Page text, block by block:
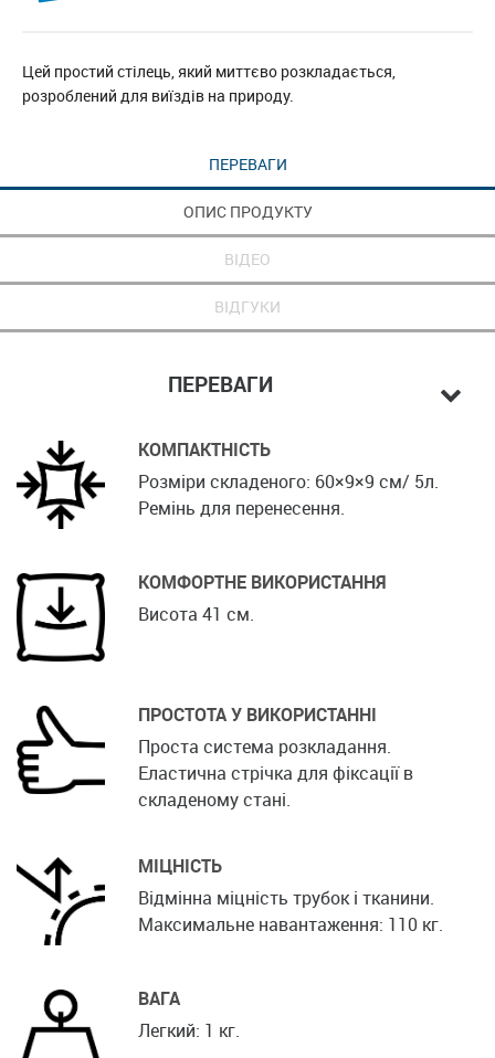
Цей простий стілець, який миттєво розкладається,
розроблений для виїздів на природу.
ПЕРЕВАГИ
ОПИС ПРОДУКТУ
ВІДЕО
ВІДГУКИ
ПЕРЕВАГИ
КОМПАКТНІСТЬ
Розміри складеного: 60×9×9 см/ 5л.
Ремінь для перенесення.
КОМФОРТНЕ ВИКОРИСТАННЯ
Висота 41 см.
ПРОСТОТА У ВИКОРИСТАННІ
Проста система розкладання.
Еластична стрічка для фіксації в
складеному стані.
МІЦНІСТЬ
Відмінна міцність трубок і тканини.
Максимальне навантаження: 110 кг.
ВАГА
Легкий: 1 кг.